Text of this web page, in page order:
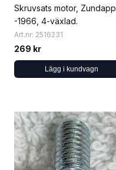
Skruvsats motor, Zundapp
-1966, 4-växlad.
Art.nr: 2516231
269 kr
Lägg i kundvagn